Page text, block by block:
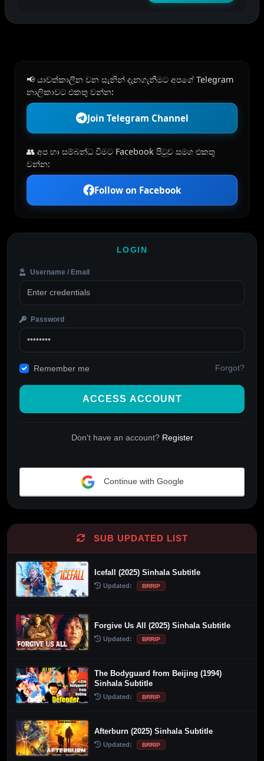
📢 යාවත්කාලීන වන සැනින් දැනගැනීමට අපගේ Telegram
නාලිකාවට එකතු වන්න:
Join Telegram Channel
👥 අප හා සම්බන්ධ වීමට Facebook පිටුව සමග එකතු
වන්න:
Follow on Facebook
LOGIN
Username / Email
Password
Remember me Forgot?
ACCESS ACCOUNT
Don't have an account? Register
Continue with Google
SUB UPDATED LIST
Icefall (2025) Sinhala Subtitle
Updated: BRRIP
Forgive Us All (2025) Sinhala Subtitle
Updated: BRRIP
The Bodyguard from Beijing (1994)
Sinhala Subtitle
Updated: BRRIP
Afterburn (2025) Sinhala Subtitle
Updated: BRRIP